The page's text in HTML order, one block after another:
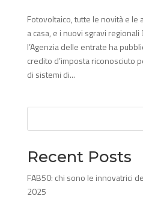
Fotovoltaico, tutte le novità e
a casa, e i nuovi sgravi
l’Agenzia delle entrate ha
credito d’imposta riconosciuto
di sistemi di...
Recent Posts
FAB50: chi sono le innovatrici
2025